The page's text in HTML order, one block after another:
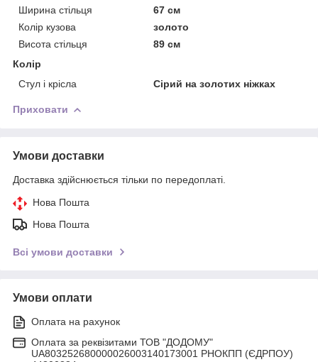
Ширина стільця
67 см
Колір кузова
золото
Висота стільця
89 см
Колір
Стул і крісла
Сірий на золотих ніжках
Приховати
Умови доставки
Доставка здійснюється тільки по передоплаті.
Нова Пошта
Нова Пошта
Всі умови доставки
Умови оплати
Оплата на рахунок
Оплата за реквізитами ТОВ "ДОДОМУ"
UA803252680000026003140173001 РНОКПП (ЄДРПОУ)